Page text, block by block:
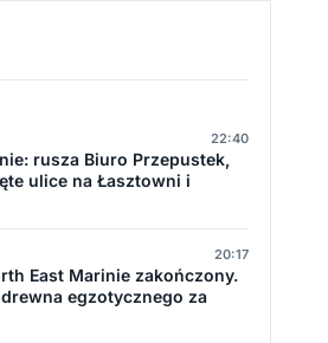
22:40
rusza Biuro Przepustek,
ulice na Łasztowni i
20:17
East Marinie zakończony.
egzotycznego za